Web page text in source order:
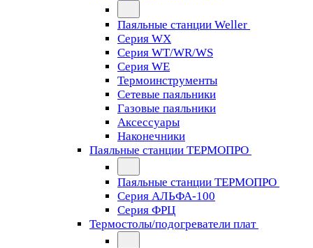
Паяльные станции Weller
Серия WX
Серия WT/WR/WS
Серия WE
Термоинструменты
Сетевые паяльники
Газовые паяльники
Аксессуары
Наконечники
Паяльные станции ТЕРМОПРО
Паяльные станции ТЕРМОПРО
Серия АЛЬФА-100
Серия ФРЦ
Термостолы/подогреватели плат